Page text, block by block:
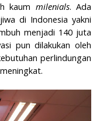
kaum milenials. Ada
di Indonesia yakni
menjadi 140 juta
pun dilakukan oleh
perlindungan